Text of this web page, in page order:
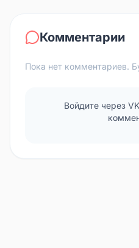
Комментарии
Пока нет комментариев.
Войдите через